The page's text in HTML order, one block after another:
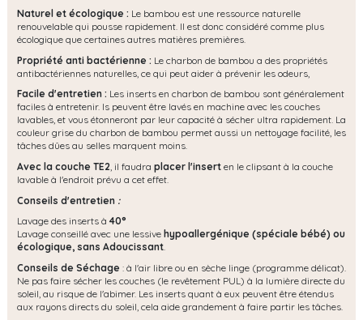
Naturel et écologique : Le bambou est une ressource naturelle
renouvelable qui pousse rapidement. Il est donc considéré comme plus
écologique que certaines autres matières premières.
Propriété anti bactérienne : Le charbon de bambou a des propriétés
antibactériennes naturelles, ce qui peut aider à prévenir les odeurs,
Facile d'entretien : Les inserts en charbon de bambou sont généralement
faciles à entretenir. ls peuvent être lavés en machine avec les couches
lavables, et vous étonneront par leur capacité à sécher ultra rapidement. La
couleur grise du charbon de bambou permet aussi un nettoyage facilité, les
tâches dûes au selles marquent moins.
Avec la couche TE2, il faudra placer l'insert en le clipsant à la couche
lavable à l'endroit prévu a cet effet.
Conseils d'entretien :
Lavage des inserts à 40°
Lavage conseillé avec une lessive hypoallergénique (spéciale bébé) ou
écologique, sans Adoucissant.
Conseils de Séchage : à l'air libre ou en sèche linge (programme délicat).
Ne pas faire sécher les couches (le revêtement PUL) à la lumière directe du
soleil, au risque de l'abimer. Les inserts quant à eux peuvent être étendus
aux rayons directs du soleil, cela aide grandement à faire partir les tâches.